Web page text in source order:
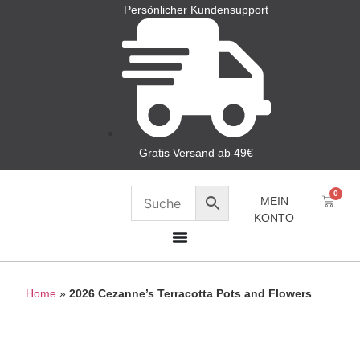
Persönlicher Kundensupport
Gratis Versand ab 49€
MEIN
KONTO
0
Home »2026 Cezanne’s Terracotta Pots and Flowers